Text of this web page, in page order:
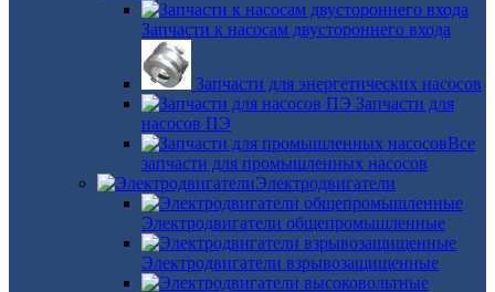
Запчасти к насосам двустороннего входа
Запчасти для энергетических насосов
Запчасти для
насосов ПЭ
Все
запчасти для промышленных насосов
Электродвигатели
Электродвигатели общепромышленные
Электродвигатели взрывозащищенные